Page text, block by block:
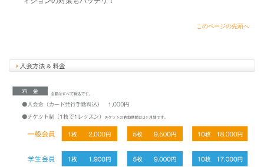
このページの先頭へ